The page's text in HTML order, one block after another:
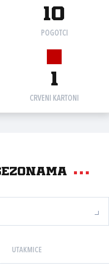
10
POGOTCI
1
CRVENI KARTONI
UTAKMICE